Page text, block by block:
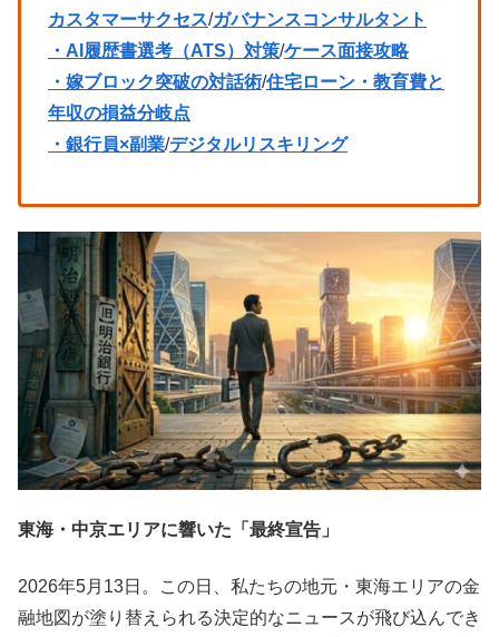
カスタマーサクセス/ガバナンスコンサルタント
・AI履歴書選考（ATS）対策/ケース面接攻略
・嫁ブロック突破の対話術/住宅ローン・教育費と
年収の損益分岐点
・銀行員×副業/デジタルリスキリング
東海・中京エリアに響いた「最終宣告」
2026年5月13日。この日、私たちの地元・東海エリアの金
融地図が塗り替えられる決定的なニュースが飛び込んでき